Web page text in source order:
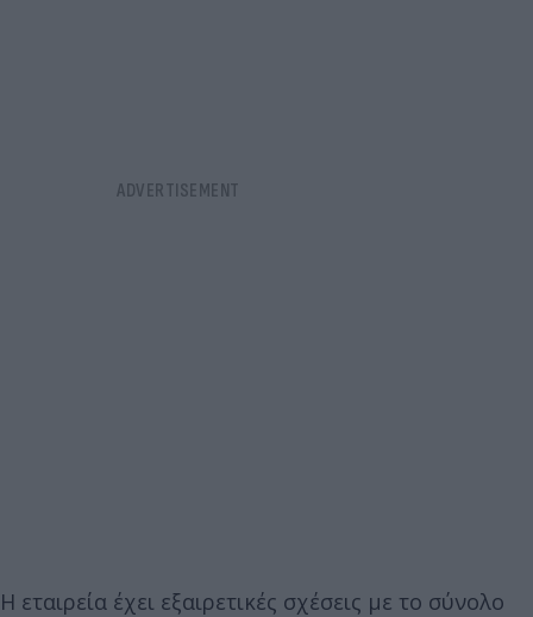
Η εταιρεία έχει εξαιρετικές σχέσεις με το σύνολο